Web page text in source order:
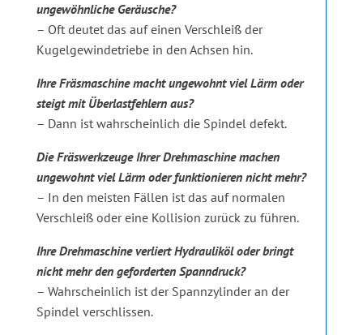
ungewöhnliche Geräusche?
– Oft deutet das auf einen Verschleiß der
Kugelgewindetriebe in den Achsen hin.
Ihre Fräsmaschine macht ungewohnt viel Lärm oder
steigt mit Überlastfehlern aus?
– Dann ist wahrscheinlich die Spindel defekt.
Die Fräswerkzeuge Ihrer Drehmaschine machen
ungewohnt viel Lärm oder funktionieren nicht mehr?
– In den meisten Fällen ist das auf normalen
Verschleiß oder eine Kollision zurück zu führen.
Ihre Drehmaschine verliert Hydrauliköl oder bringt
nicht mehr den geforderten Spanndruck?
– Wahrscheinlich ist der Spannzylinder an der
Spindel verschlissen.